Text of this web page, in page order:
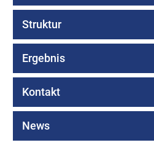
Struktur
Ergebnis
Kontakt
News